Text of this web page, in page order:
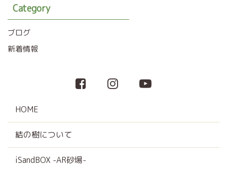
Category
ブログ
新着情報
HOME
結の樹について
iSandBOX -AR砂場-